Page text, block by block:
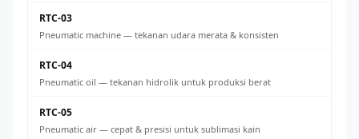
RTC-03
Pneumatic machine — tekanan udara merata & konsisten
RTC-04
Pneumatic oil — tekanan hidrolik untuk produksi berat
RTC-05
Pneumatic air — cepat & presisi untuk sublimasi kain